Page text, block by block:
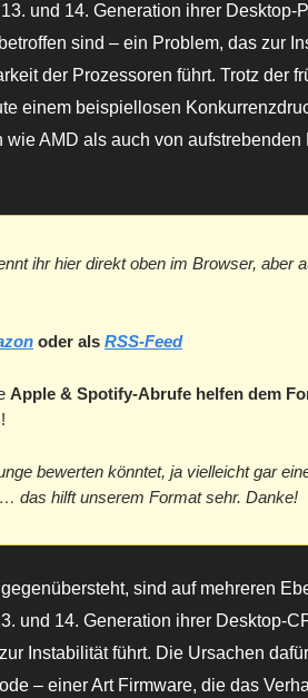
und 14. Generation ihrer Desktop-
sind – ein Problem, das zur
der Prozessoren führt. Trotz der
einem beispiellosen
AMD als auch von aufstrebenden
ihr hier direkt oben im Browser, aber
oder als RSS-Feed
Apple & Spotify-Abrufe helfen dem
bewerten könntet, ja vielleicht gar
das hilft unserem Format sehr. Danke!
sind auf mehreren
und 14. Generation ihrer Desktop-
Instabilität führt. Die Ursachen
– einer Art Firmware, die das